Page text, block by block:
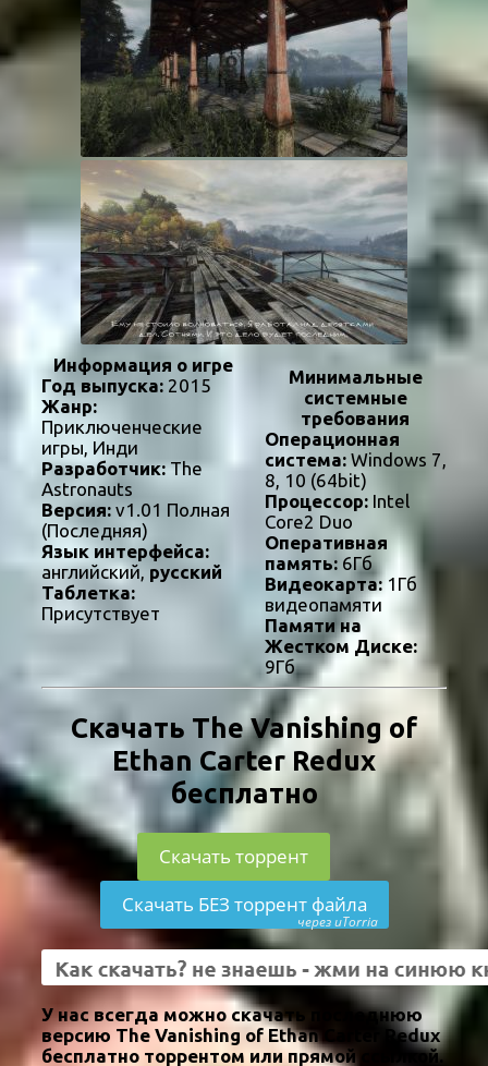
Информация о игре
Год выпуска: 2015
Жанр:
Приключенческие
игры, Инди
Разработчик:The
Astronauts
Версия: v1.01 Полная
(Последняя)
Язык интерфейса:
английский, русский
Таблетка:
Присутствует
Минимальные
системные
требования
Операционная
система:Windows 7,
8, 10 (64bit)
Процессор:Intel
Core2 Duo
Оперативная
память:6Гб
Видеокарта:1Гб
видеопамяти
Памяти на
Жестком Диске:
9Гб
Скачать The Vanishing of
Ethan Carter Redux
бесплатно
Скачать торрент
Скачать БЕЗ торрент файла
через uTorria
У нас всегда можно скачать последнюю
версию The Vanishing of Ethan Carter Redux
бесплатно торрентом или прямой ссылкой.